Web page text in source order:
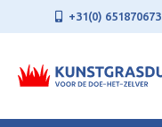
+31(0) 651870673